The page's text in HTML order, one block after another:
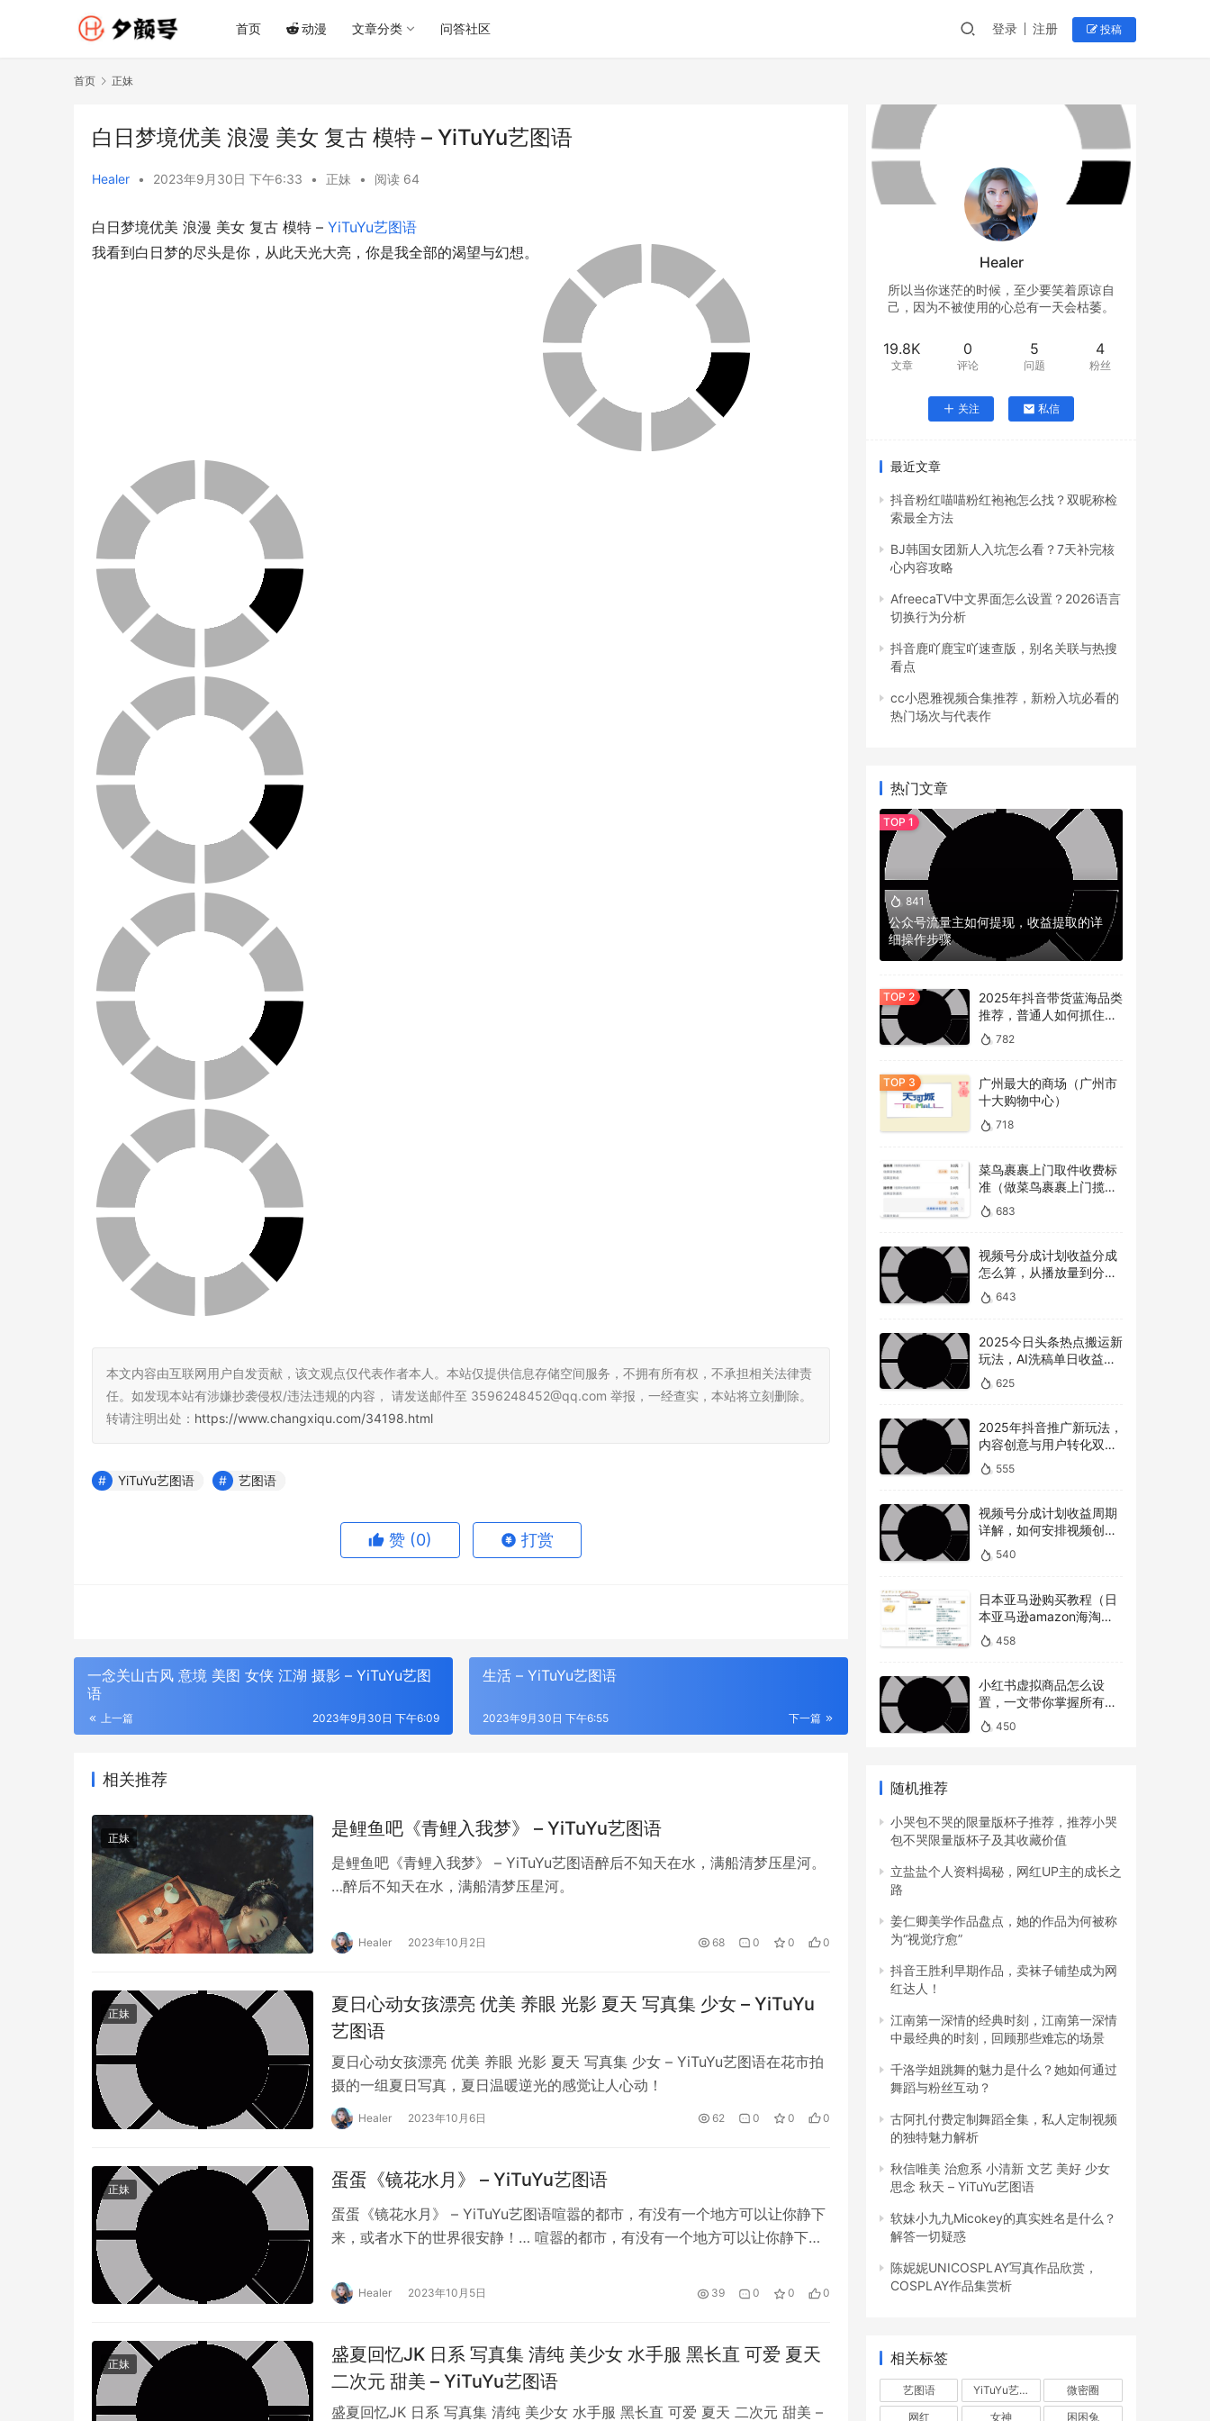
首页 动漫 文章分类 问答社区 登录 注册 投稿
首页 正妹
白日梦境优美 浪漫 美女 复古 模特 – YiTuYu艺图语
Healer • 2023年9月30日 下午6:33 • 正妹 • 阅读 64
白日梦境优美 浪漫 美女 复古 模特 – YiTuYu艺图语
我看到白日梦的尽头是你，从此天光大亮，你是我全部的渴望与幻想。
本文内容由互联网用户自发贡献，该文观点仅代表作者本人。本站仅提供信息存储空间服务，不拥有所有权，不承担相关法律责
任。如发现本站有涉嫌抄袭侵权/违法违规的内容， 请发送邮件至 3596248452@qq.com 举报，一经查实，本站将立刻删除。
转请注明出处： https://www.changxiqu.com/34198.html
YiTuYu艺图语 艺图语
赞 (0) 打赏
一念关山古风 意境 美图 女侠 江湖 摄影 – YiTuYu艺图
语
上一篇 2023年9月30日 下午6:09
生活 – YiTuYu艺图语
下一篇
2023年9月30日 下午6:55
相关推荐
正妹 是鲤鱼吧《青鲤入我梦》 – YiTuYu艺图语
是鲤鱼吧《青鲤入我梦》 – YiTuYu艺图语醉后不知天在水，满船清梦压星河。
…醉后不知天在水，满船清梦压星河。
Healer 2023年10月2日 68 0 0 0
正妹
夏日心动女孩漂亮 优美 养眼 光影 夏天 写真集 少女 – YiTuYu
艺图语
夏日心动女孩漂亮 优美 养眼 光影 夏天 写真集 少女 – YiTuYu艺图语在花市拍
摄的一组夏日写真，夏日温暖逆光的感觉让人心动！
Healer 2023年10月6日 62 0 0 0
正妹 蛋蛋《镜花水月》 – YiTuYu艺图语
蛋蛋《镜花水月》 – YiTuYu艺图语喧嚣的都市，有没有一个地方可以让你静下
来，或者水下的世界很安静！… 喧嚣的都市，有没有一个地方可以让你静下
Healer 2023年10月5日 39 0 0 0
正妹
盛夏回忆JK 日系 写真集 清纯 美少女 水手服 黑长直 可爱 夏天
二次元 甜美 – YiTuYu艺图语
盛夏回忆JK 日系 写真集 清纯 美少女 水手服 黑长直 可爱 夏天 二次元 甜美 –
Healer
所以当你迷茫的时候，至少要笑着原谅自
己，因为不被使用的心总有一天会枯萎。
19.8K
文章
0
评论
5
问题
4
粉丝
关注 私信
最近文章
抖音粉红喵喵粉红袍袍怎么找？双昵称检
索最全方法
BJ韩国女团新人入坑怎么看？7天补完核
心内容攻略
AfreecaTV中文界面怎么设置？2026语言
切换行为分析
抖音鹿吖鹿宝吖速查版，别名关联与热搜
看点
cc小恩雅视频合集推荐，新粉入坑必看的
热门场次与代表作
热门文章
841
公众号流量主如何提现，收益提取的详
细操作步骤
2025年抖音带货蓝海品类
推荐，普通人如何抓住冷
门机会？
782
广州最大的商场（广州市
十大购物中心）
718
菜鸟裹裹上门取件收费标
准（做菜鸟裹裹上门揽件
的看过来）
683
视频号分成计划收益分成
怎么算，从播放量到分成
的全解读
643
2025今日头条热点搬运新
玩法，AI洗稿单日收益
300+技巧
625
2025年抖音推广新玩法，
内容创意与用户转化双提
升
555
视频号分成计划收益周期
详解，如何安排视频创作
和提现时间？
540
日本亚马逊购买教程（日
本亚马逊amazon海淘下
单教程攻略）
458
小红书虚拟商品怎么设
置，一文带你掌握所有操
作 450
随机推荐
小哭包不哭的限量版杯子推荐，推荐小哭
包不哭限量版杯子及其收藏价值
立盐盐个人资料揭秘，网红UP主的成长之
路
姜仁卿美学作品盘点，她的作品为何被称
为“视觉疗愈”
抖音王胜利早期作品，卖袜子铺垫成为网
红达人！
江南第一深情的经典时刻，江南第一深情
中最经典的时刻，回顾那些难忘的场景
千洛学姐跳舞的魅力是什么？她如何通过
舞蹈与粉丝互动？
古阿扎付费定制舞蹈全集，私人定制视频
的独特魅力解析
秋信唯美 治愈系 小清新 文艺 美好 少女
思念 秋天 – YiTuYu艺图语
软妹小九九Micokey的真实姓名是什么？
解答一切疑惑
陈妮妮UNICOSPLAY写真作品欣赏，
COSPLAY作品集赏析
相关标签
艺图语 YiTuYu艺图语
微密圈
网红
女神 困困兔